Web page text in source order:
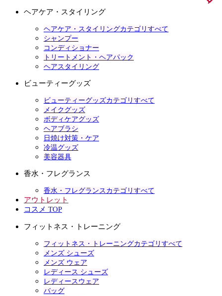
ヘアケア・スタイリング
ヘアケア・スタイリングカテゴリすべて
シャンプー
コンディショナー
トリートメント・ヘアパック
ヘアスタイリング
ビューティーグッズ
ビューティーグッズカテゴリすべて
メイクグッズ
ボディケアグッズ
ヘアブラシ
日焼け対策・ケア
冷温グッズ
美容器具
香水・フレグランス
香水・フレグランスカテゴリすべて
アウトレット
コスメ TOP
フィットネス・トレーニング
フィットネス・トレーニングカテゴリすべて
メンズ シューズ
メンズ ウェア
レディース シューズ
レディースウェア
バッグ